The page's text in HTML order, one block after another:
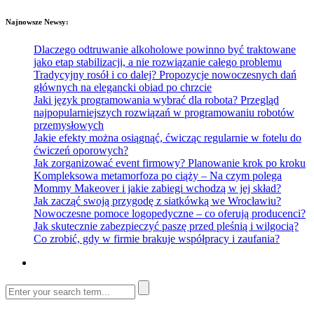
Najnowsze Newsy:
Dlaczego odtruwanie alkoholowe powinno być traktowane
jako etap stabilizacji, a nie rozwiązanie całego problemu
Tradycyjny rosół i co dalej? Propozycje nowoczesnych dań
głównych na elegancki obiad po chrzcie
Jaki język programowania wybrać dla robota? Przegląd
najpopularniejszych rozwiązań w programowaniu robotów
przemysłowych
Jakie efekty można osiągnąć, ćwicząc regularnie w fotelu do
ćwiczeń oporowych?
Jak zorganizować event firmowy? Planowanie krok po kroku
Kompleksowa metamorfoza po ciąży – Na czym polega
Mommy Makeover i jakie zabiegi wchodzą w jej skład?
Jak zacząć swoją przygodę z siatkówką we Wrocławiu?
Nowoczesne pomoce logopedyczne – co oferują producenci?
Jak skutecznie zabezpieczyć paszę przed pleśnią i wilgocią?
Co zrobić, gdy w firmie brakuje współpracy i zaufania?